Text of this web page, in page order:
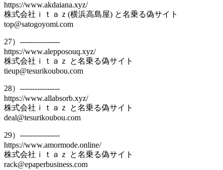
https://www.akdaiana.xyz/
株式会社ｉｔａｚ(横浜高島屋) と名乗る偽サイト
top@satogoyomi.com
27）----------------
https://www.alepposouq.xyz/
株式会社ｉｔａｚ と名乗る偽サイト
tieup@tesurikoubou.com
28）----------------
https://www.allabsorb.xyz/
株式会社ｉｔａｚ と名乗る偽サイト
deal@tesurikoubou.com
29）----------------
https://www.amormode.online/
株式会社ｉｔａｚ と名乗る偽サイト
rack@epaperbusiness.com